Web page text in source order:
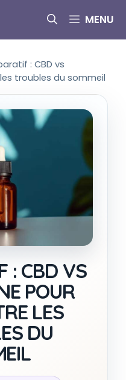
MENU
: CBD vs
troubles du sommeil
: CBD VS
POUR
LES
DU